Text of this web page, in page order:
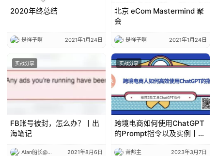
2020年终总结
是祥子啊 2021年1月24日
北京 eCom Mastermind 聚
会
是祥子啊 2021年1月24日
实战分享
FB账号被封，怎么办？丨出
海笔记
Alan船长@出海笔记 2021年8月6日
实战分享
跨境电商如何使用ChatGPT
的Prompt指令以及实例丨出
萧邦主 2023年3月7日